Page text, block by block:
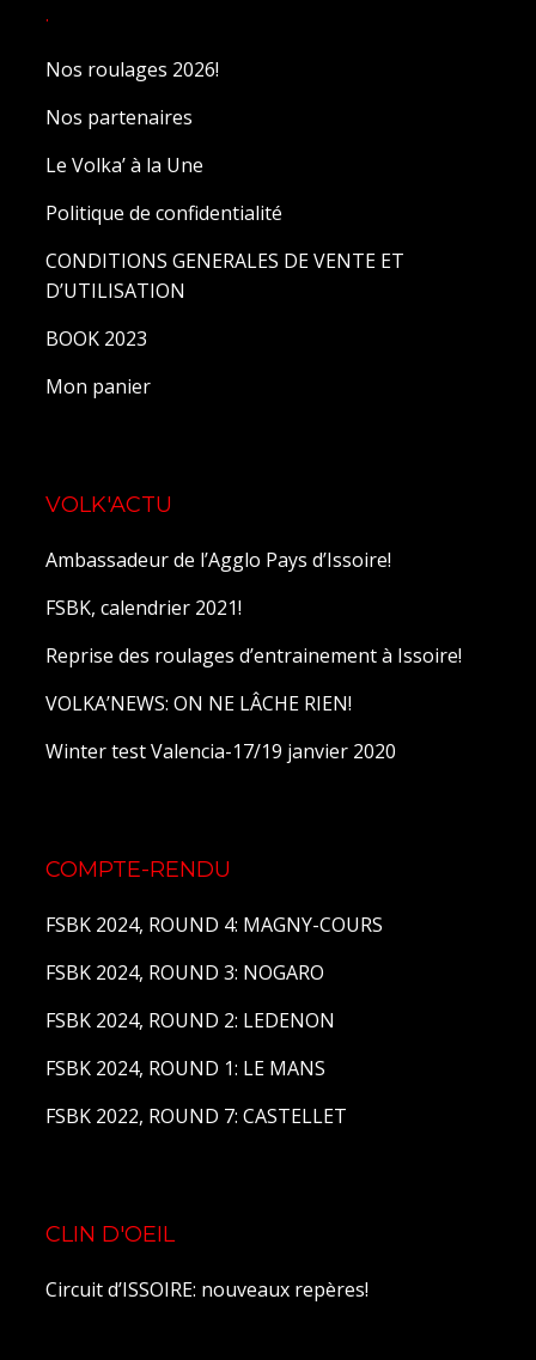
.
Nos roulages 2026!
Nos partenaires
Le Volka’ à la Une
Politique de confidentialité
CONDITIONS GENERALES DE VENTE ET
D’UTILISATION
BOOK 2023
Mon panier
VOLK'ACTU
Ambassadeur de l’Agglo Pays d’Issoire!
FSBK, calendrier 2021!
Reprise des roulages d’entrainement à Issoire!
VOLKA’NEWS: ON NE LÂCHE RIEN!
Winter test Valencia-17/19 janvier 2020
COMPTE-RENDU
FSBK 2024, ROUND 4: MAGNY-COURS
FSBK 2024, ROUND 3: NOGARO
FSBK 2024, ROUND 2: LEDENON
FSBK 2024, ROUND 1: LE MANS
FSBK 2022, ROUND 7: CASTELLET
CLIN D'OEIL
Circuit d’ISSOIRE: nouveaux repères!